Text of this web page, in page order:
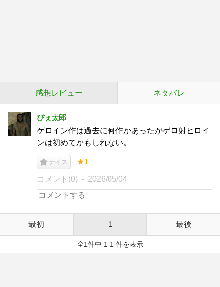
感想レビュー ネタバレ
ぴぇ太郎
ゲロイン作は過去に何作かあったがゲロ射ヒロイ
ンは初めてかもしれない。
ナイス ★1
コメント(0) 2026/05/04
最初 1 最後
全1件中 1-1 件を表示